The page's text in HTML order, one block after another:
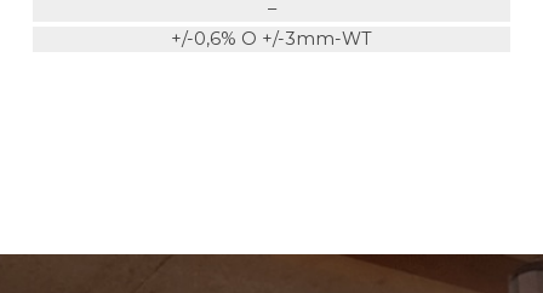
–
+/-0,6% O +/-3mm-WT